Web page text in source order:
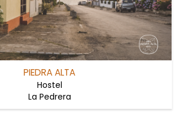
PIEDRA ALTA
Hostel
La Pedrera